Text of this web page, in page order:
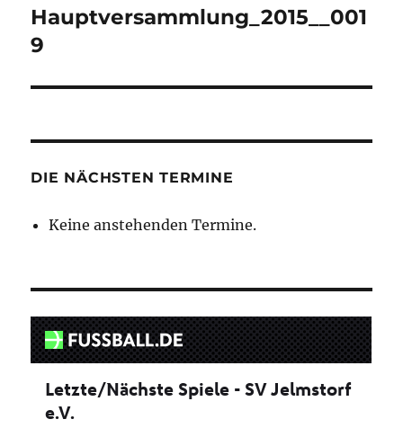
Hauptversammlung_2015__001
9
DIE NÄCHSTEN TERMINE
Keine anstehenden Termine.